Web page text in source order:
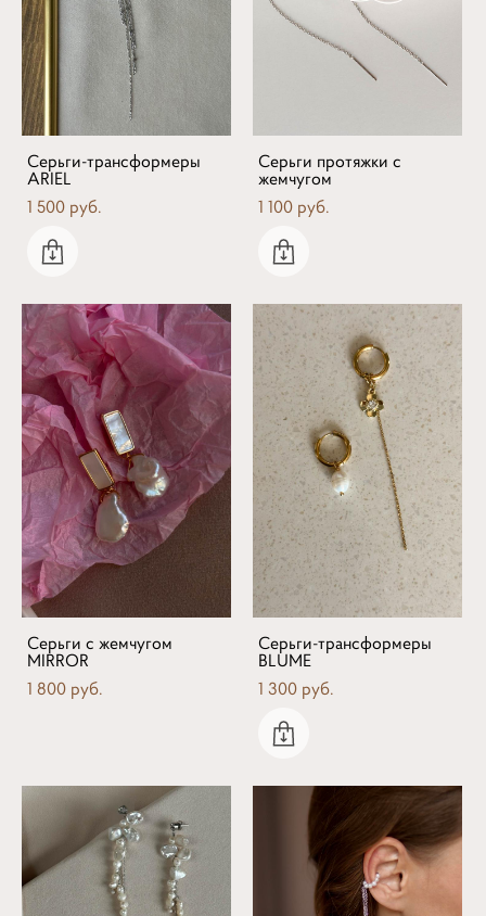
Серьги-трансформеры
ARIEL
1 500 pуб.
Серьги протяжки с
жемчугом
1 100 pуб.
Серьги с жемчугом
MIRROR
1 800 pуб.
Серьги-трансформеры
BLUME
1 300 pуб.